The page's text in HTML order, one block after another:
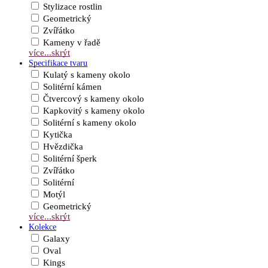
Stylizace rostlin
Geometrický
Zvířátko
Kameny v řadě
více...skrýt
Specifikace tvaru
Kulatý s kameny okolo
Solitérní kámen
Čtvercový s kameny okolo
Kapkovitý s kameny okolo
Solitérní s kameny okolo
Kytička
Hvězdička
Solitérní šperk
Zvířátko
Solitérní
Motýl
Geometrický
více...skrýt
Kolekce
Galaxy
Oval
Kings